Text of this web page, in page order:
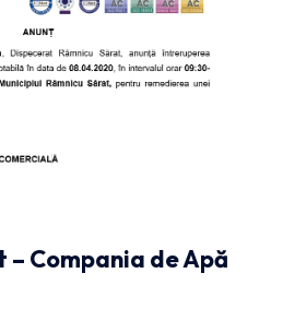
Compania de Apă